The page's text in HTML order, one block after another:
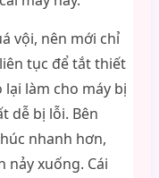
vội, nên mới chỉ
tục để tắt thiết
làm cho máy bị
dễ bị lỗi. Bên
nhanh hơn,
nảy xuống. Cái